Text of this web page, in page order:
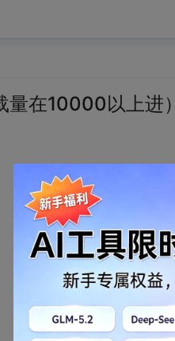
在10000以上进）